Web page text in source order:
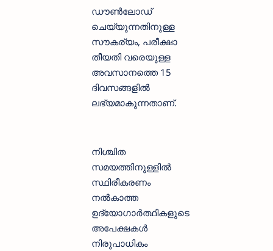
ഡൗൺലോഡ്
ചെയ്യുന്നതിനുള്ള
സൗകര്യം, പരീക്ഷാ
തീയതി വരെയുള്ള
അവസാനത്തെ 15
ദിവസങ്ങളിൽ
ലഭ്യമാകുന്നതാണ്.
നിശ്ചിത
സമയത്തിനുള്ളിൽ
സ്ഥിരീകരണം
നൽകാത്ത
ഉദ്യോഗാർത്ഥികളുടെ
അപേക്ഷകൾ
നിരുപാധികം